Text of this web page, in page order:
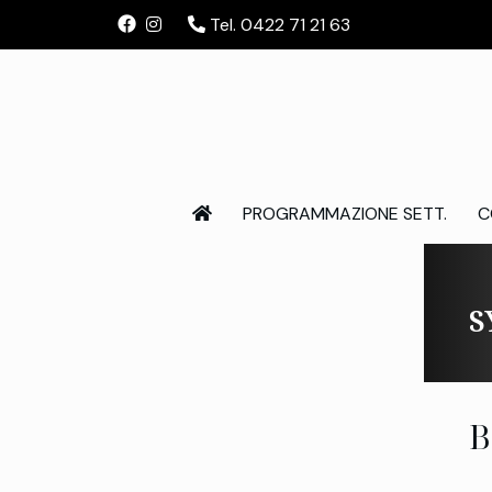
Tel. 0422 71 21 63
PROGRAMMAZIONE SETT.